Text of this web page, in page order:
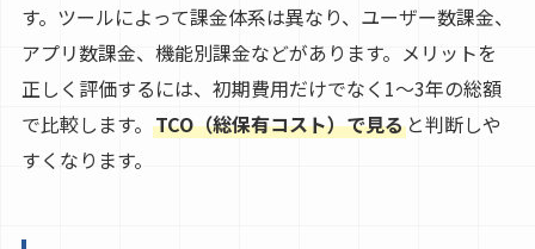
す。ツールによって課金体系は異なり、ユーザー数課金、
アプリ数課金、機能別課金などがあります。メリットを
正しく評価するには、初期費用だけでなく1〜3年の総額
で比較します。 TCO（総保有コスト）で見ると判断しや
すくなります。